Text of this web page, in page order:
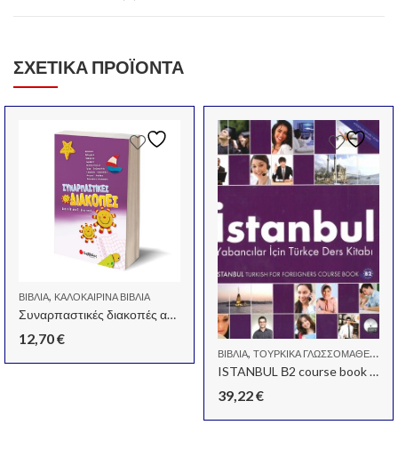
ΣΧΕΤΙΚΆ ΠΡΟΪΌΝΤΑ
ΒΙΒΛΊΑ, ΚΑΛΟΚΑΙΡΙΝΆ ΒΙΒΛΊΑ
Συναρπαστικές διακοπές από την Β στη Γ Δημοτικού
12,70€
ΒΙΒΛΊΑ, ΤΟΥΡΚΙΚΆ ΓΛΩΣΣΟΜΆΘΕΙΑΣ
ISTANBUL Β2 course book + work book + 1cd
39,22€